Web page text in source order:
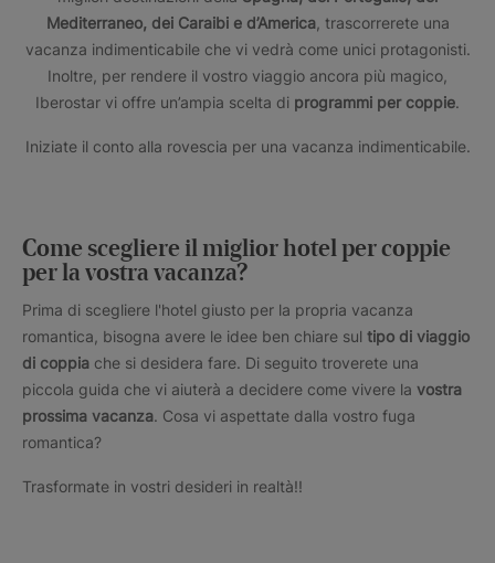
Mediterraneo, dei Caraibi e d’America, trascorrerete una
vacanza indimenticabile che vi vedrà come unici protagonisti.
Inoltre, per rendere il vostro viaggio ancora più magico,
Iberostar vi offre un’ampia scelta di programmi per coppie.
Iniziate il conto alla rovescia per una vacanza indimenticabile.
Come scegliere il miglior hotel per coppie
per la vostra vacanza?
Prima di scegliere l'hotel giusto per la propria vacanza
romantica, bisogna avere le idee ben chiare sul tipo di viaggio
di coppia che si desidera fare. Di seguito troverete una
piccola guida che vi aiuterà a decidere come vivere la vostra
prossima vacanza. Cosa vi aspettate dalla vostro fuga
romantica?
Trasformate in vostri desideri in realtà!!